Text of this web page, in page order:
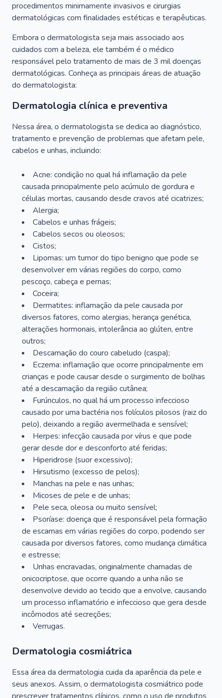
procedimentos minimamente invasivos e cirurgias
dermatológicas com finalidades estéticas e terapêuticas.
Embora o dermatologista seja mais associado aos
cuidados com a beleza, ele também é o médico
responsável pelo tratamento de mais de 3 mil doenças
dermatológicas. Conheça as principais áreas de atuação
do dermatologista:
Dermatologia clínica e preventiva
Nessa área, o dermatologista se dedica ao diagnóstico,
tratamento e prevenção de problemas que afetam pele,
cabelos e unhas, incluindo:
Acne: condição no qual há inflamação da pele
causada principalmente pelo acúmulo de gordura e
células mortas, causando desde cravos até cicatrizes;
Alergia;
Cabelos e unhas frágeis;
Cabelos secos ou oleosos;
Cistos;
Lipomas: um tumor do tipo benigno que pode se
desenvolver em várias regiões do corpo, como
pescoço, cabeça e pernas;
Coceira;
Dermatites: inflamação da pele causada por
diversos fatores, como alergias, herança genética,
alterações hormonais, intolerância ao glúten, entre
outros;
Descamação do couro cabeludo (caspa);
Eczema: inflamação que ocorre principalmente em
crianças e pode causar desde o surgimento de bolhas
até a descamação da região cutânea;
Furúnculos, no qual há um processo infeccioso
causado por uma bactéria nos folículos pilosos (raiz do
pelo), deixando a região avermelhada e sensível;
Herpes: infecção causada por vírus e que pode
gerar desde dor e desconforto até feridas;
Hiperidrose (suor excessivo);
Hirsutismo (excesso de pelos);
Manchas na pele e nas unhas;
Micoses de pele e de unhas;
Pele seca, oleosa ou muito sensível;
Psoríase: doença que é responsável pela formação
de escamas em várias regiões do corpo, podendo ser
causada por diversos fatores, como mudança climática
e estresse;
Unhas encravadas, originalmente chamadas de
onicocriptose, que ocorre quando a unha não se
desenvolve devido ao tecido que a envolve, causando
um processo inflamatório e infeccioso que gera desde
incômodos até secreções;
Verrugas.
Dermatologia cosmiátrica
Essa área da dermatologia cuida da aparência da pele e
seus anexos. Assim, o dermatologista cosmiátrico pode